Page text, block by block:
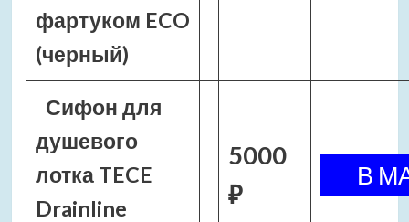
фартуком ECO
(черный)
Сифон для
душевого
лотка TECE
Drainline
5000
₽